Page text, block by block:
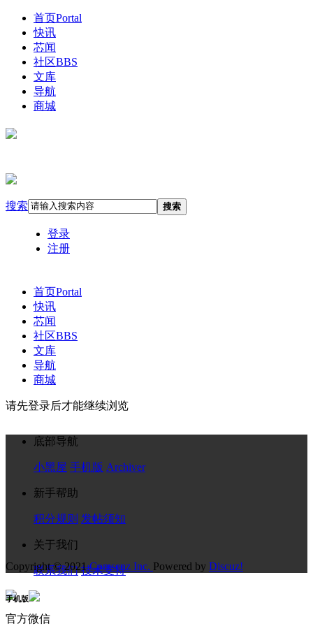
首页Portal
快讯
芯闻
社区BBS
文库
导航
商城
搜索 搜索
登录
注册
首页Portal
快讯
芯闻
社区BBS
文库
导航
商城
请先登录后才能继续浏览
底部导航
小黑屋 手机版 Archiver
新手帮助
积分规则 发帖须知
关于我们
联系我们 技术支持
官方微信
Copyright © 2021Comsenz Inc. Powered by Discuz!
手机版